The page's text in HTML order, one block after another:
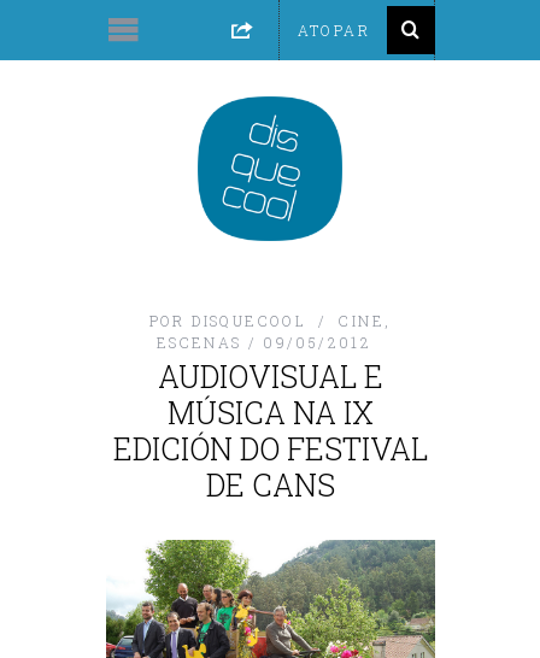
POR DISQUECOOL CINE
ESCENAS
09/05/2012
AUDIOVISUAL E
MÚSICA NA IX
EDICIÓN DO FESTIVAL
DE CANS